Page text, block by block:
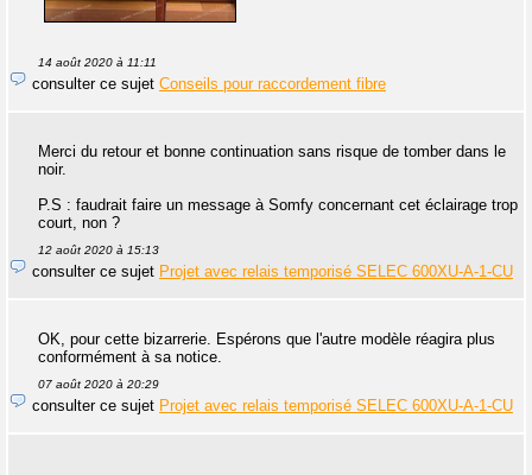
14 août 2020 à 11:11
consulter ce sujet Conseils pour raccordement fibre
Merci du retour et bonne continuation sans risque de tomber dans le
noir.
P.S : faudrait faire un message à Somfy concernant cet éclairage trop
court, non ?
12 août 2020 à 15:13
consulter ce sujet Projet avec relais temporisé SELEC 600XU-A-1-CU
OK, pour cette bizarrerie. Espérons que l'autre modèle réagira plus
conformément à sa notice.
07 août 2020 à 20:29
consulter ce sujet Projet avec relais temporisé SELEC 600XU-A-1-CU